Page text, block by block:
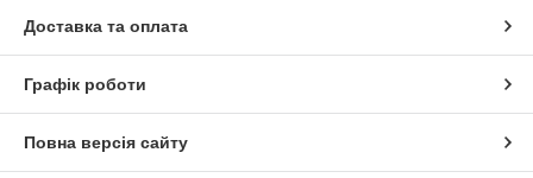
Доставка та оплата
Графік роботи
Повна версія сайту